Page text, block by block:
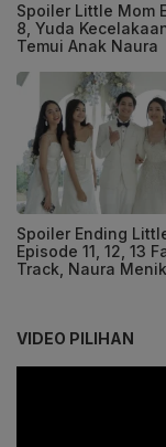
Spoiler Little Mom
8, Yuda
Temui Anak Naura
Spoiler Ending
Episode 11, 12, 13
Track, Naura
VIDEO PILIHAN